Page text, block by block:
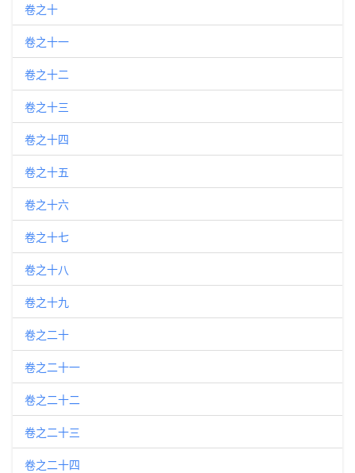
卷之十
卷之十一
卷之十二
卷之十三
卷之十四
卷之十五
卷之十六
卷之十七
卷之十八
卷之十九
卷之二十
卷之二十一
卷之二十二
卷之二十三
卷之二十四